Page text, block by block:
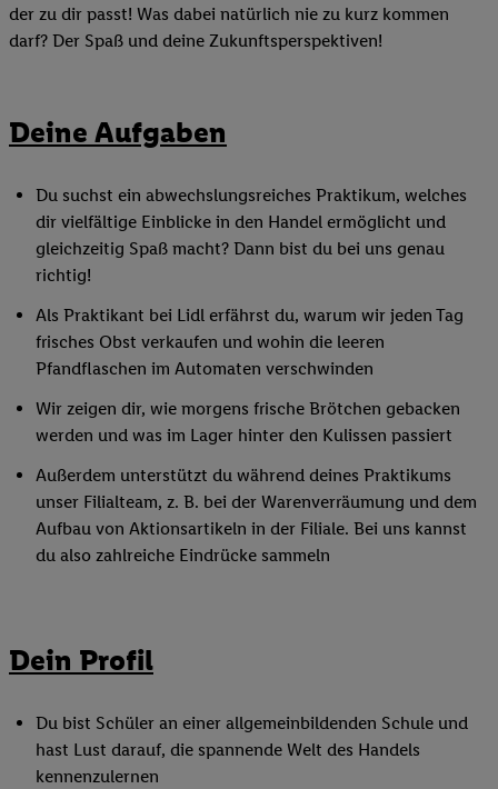
der zu dir passt! Was dabei natürlich nie zu kurz kommen
darf? Der Spaß und deine Zukunftsperspektiven!
Deine Aufgaben
Du suchst ein abwechslungsreiches Praktikum, welches
dir vielfältige Einblicke in den Handel ermöglicht und
gleichzeitig Spaß macht? Dann bist du bei uns genau
richtig!
Als Praktikant bei Lidl erfährst du, warum wir jeden Tag
frisches Obst verkaufen und wohin die leeren
Pfandflaschen im Automaten verschwinden
Wir zeigen dir, wie morgens frische Brötchen gebacken
werden und was im Lager hinter den Kulissen passiert
Außerdem unterstützt du während deines Praktikums
unser Filialteam, z. B. bei der Warenverräumung und dem
Aufbau von Aktionsartikeln in der Filiale. Bei uns kannst
du also zahlreiche Eindrücke sammeln
Dein Profil
Du bist Schüler an einer allgemeinbildenden Schule und
hast Lust darauf, die spannende Welt des Handels
kennenzulernen